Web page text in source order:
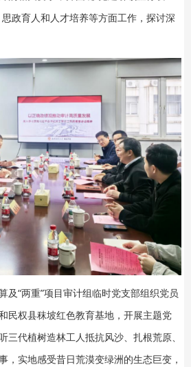
政育人和人才培养等方面工作，探讨深
及“两重”项目审计组临时党支部组织党员
民权县秣坡红色教育基地，开展主题党
三代植树造林工人抵抗风沙、扎根荒原、
，实地感受昔日荒漠变绿洲的生态巨变，